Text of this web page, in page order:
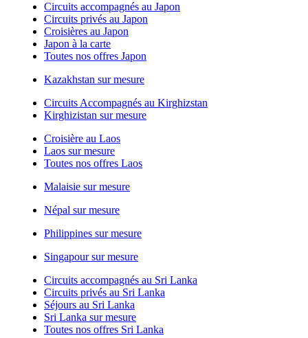
Circuits accompagnés au Japon
Circuits privés au Japon
Croisières au Japon
Japon à la carte
Toutes nos offres Japon
Kazakhstan sur mesure
Circuits Accompagnés au Kirghizstan
Kirghizistan sur mesure
Croisière au Laos
Laos sur mesure
Toutes nos offres Laos
Malaisie sur mesure
Népal sur mesure
Philippines sur mesure
Singapour sur mesure
Circuits accompagnés au Sri Lanka
Circuits privés au Sri Lanka
Séjours au Sri Lanka
Sri Lanka sur mesure
Toutes nos offres Sri Lanka